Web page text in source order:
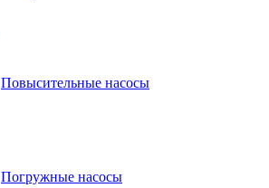
Повысительные насосы
Погружные насосы